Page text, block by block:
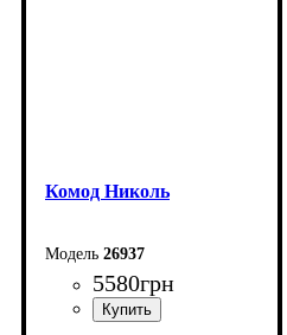
Комод Николь
26937
5580грн